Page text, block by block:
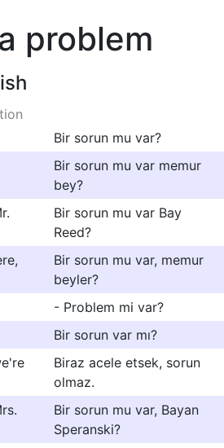
problem
Bir sorun mu var?
Bir sorun mu var memur
bey?
Bir sorun mu var Bay
Reed?
Bir sorun mu var, memur
beyler?
- Problem mi var?
Bir sorun var mı?
Biraz acele etsek, sorun
olmaz.
Bir sorun mu var, Bayan
Speranski?